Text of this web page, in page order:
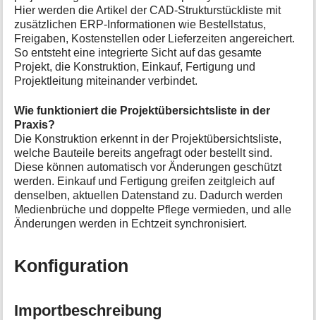
e
i
t
e
Hier werden die Artikel der CAD-Strukturstückliste mit
zusätzlichen ERP-Informationen wie Bestellstatus,
Freigaben, Kostenstellen oder Lieferzeiten angereichert.
So entsteht eine integrierte Sicht auf das gesamte
Projekt, die Konstruktion, Einkauf, Fertigung und
Projektleitung miteinander verbindet.
Wie funktioniert die Projektübersichtsliste in der
Praxis?
Die Konstruktion erkennt in der Projektübersichtsliste,
welche Bauteile bereits angefragt oder bestellt sind.
Diese können automatisch vor Änderungen geschützt
werden. Einkauf und Fertigung greifen zeitgleich auf
denselben, aktuellen Datenstand zu. Dadurch werden
Medienbrüche und doppelte Pflege vermieden, und alle
Änderungen werden in Echtzeit synchronisiert.
Konfiguration
Importbeschreibung